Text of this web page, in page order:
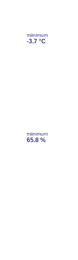
miinimum
-3.7 °C
miinimum
65.8 %